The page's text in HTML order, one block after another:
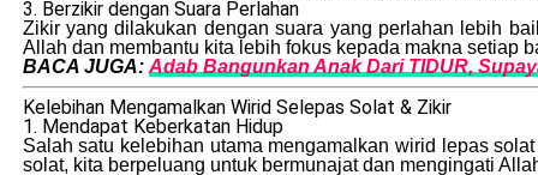
3. Berzikir dengan Suara Perlahan
Zikir yang dilakukan dengan suara yang perlahan lebih
Allah dan membantu kita lebih fokus kepada makna setiap
BACA JUGA: Adab Bangunkan Anak Dari TIDUR,
Kelebihan Mengamalkan Wirid Selepas Solat & Zikir
1. Mendapat Keberkatan Hidup
Salah satu kelebihan utama mengamalkan wirid lepas
solat, kita berpeluang untuk bermunajat dan mengingati